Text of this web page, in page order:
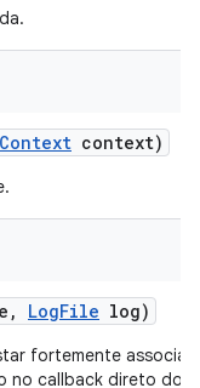
Context context)
, LogFile log)
fortemente
no callback direto do